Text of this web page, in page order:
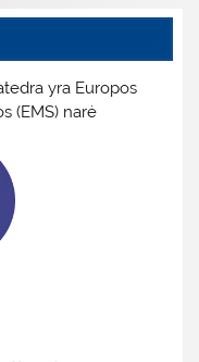
yra Europos
(EMS) narė